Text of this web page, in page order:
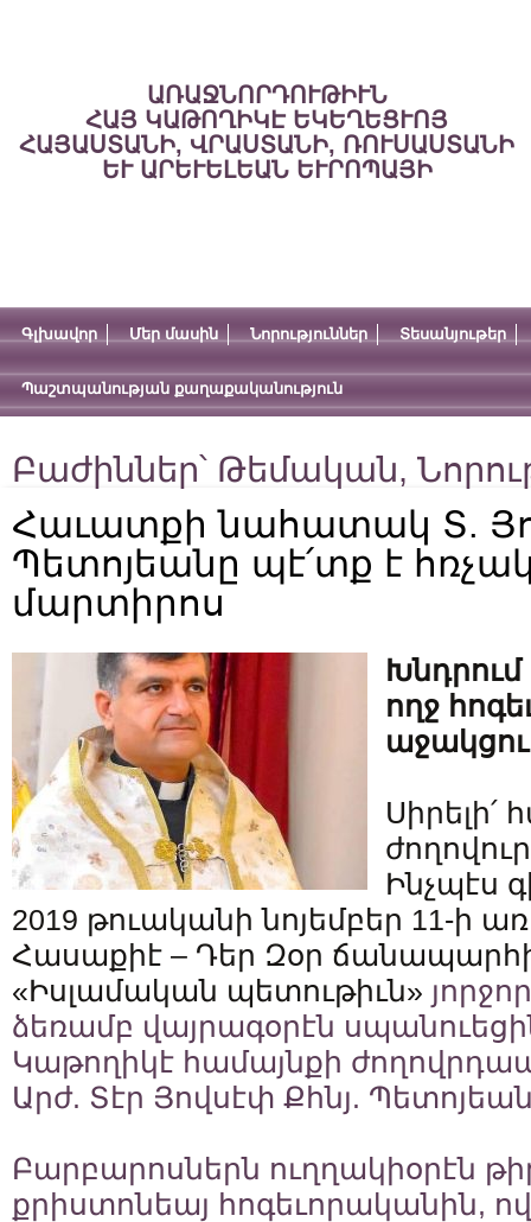
ԱՌԱՋՆՈՐԴՈՒԹԻՒՆ
ՀԱՅ ԿԱԹՈՂԻԿԷ ԵԿԵՂԵՑՒՈՅ
ՀԱՅԱՍՏԱՆԻ, ՎՐԱՍՏԱՆԻ, ՌՈՒՍԱՍՏԱՆԻ
ԵՒ ԱՐԵՒԵԼԵԱՆ ԵՒՐՈՊԱՅԻ
Գլխավոր Մեր մասին Նորություններ Տեսանյութեր
Պաշտպանության քաղաքականություն
Բաժիններ՝ Թեմական,
Հաւատքի նահատակ Տ.
Պետոյեանը պէ՛տք է
մարտիրոս
Խնդրում
ողջ
Սիրելի՛
Ինչպէս
2019 թուականի նոյեմբեր 11-ի
Հասաքիէ – Դեր Զօր
«Իսլամական պետութիւն»
ձեռամբ վայրագօրէն
Կաթողիկէ համայնքի
Արժ. Տէր Յովսէփ Քհնյ.
Բարբարոսներն ուղղակիօրէն
քրիստոնեայ հոգեւորականին,